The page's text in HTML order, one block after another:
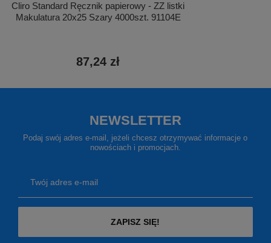
Cliro Standard Ręcznik papierowy - ZZ listki
Makulatura 20x25 Szary 4000szt. 91104E
87,24 zł
NEWSLETTER
Podaj swój adres e-mail, jeżeli chcesz otrzymywać informacje o
nowościach i promocjach.
Twój adres e-mail
ZAPISZ SIĘ!